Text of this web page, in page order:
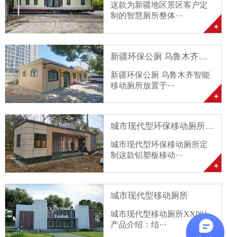
这款为新疆地区景区客户定
制的智慧厕所整体···
新疆环保公厕 乌鲁木齐智···
新疆环保公厕 乌鲁木齐智能
移动厕所放置于···
城市现代型环保移动厕所定···
城市现代型环保移动厕所定
制这款铝塑板移动···
城市现代型移动厕所
城市现代型移动厕所XX001
产品介绍：结···